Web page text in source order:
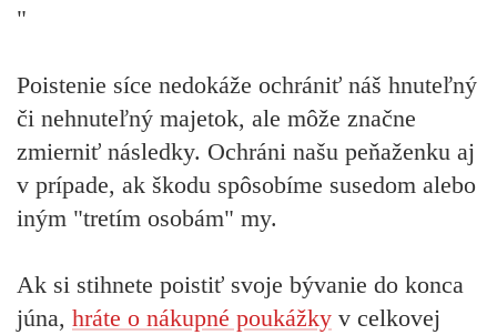
"
Poistenie síce nedokáže ochrániť náš hnuteľný
či nehnuteľný majetok, ale môže značne
zmierniť následky. Ochráni našu peňaženku aj
v prípade, ak škodu spôsobíme susedom alebo
iným "tretím osobám" my.
Ak si stihnete poistiť svoje bývanie do konca
júna, hráte o nákupné poukážky v celkovej